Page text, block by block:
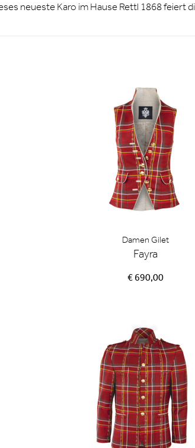
neueste Karo im Hause Rettl 1868
Damen Gilet
Fayra
€ 690,00